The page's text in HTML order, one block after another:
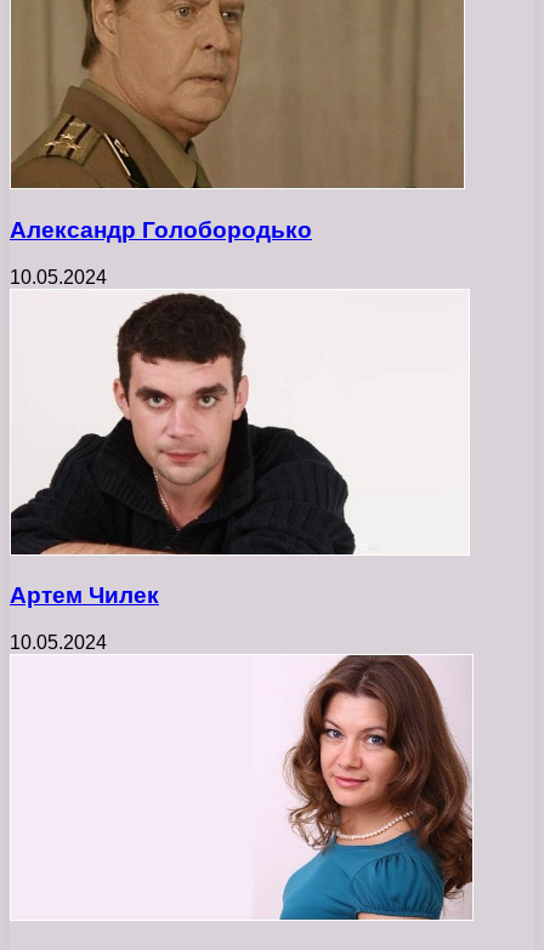
Александр Голобородько
10.05.2024
Артем Чилек
10.05.2024